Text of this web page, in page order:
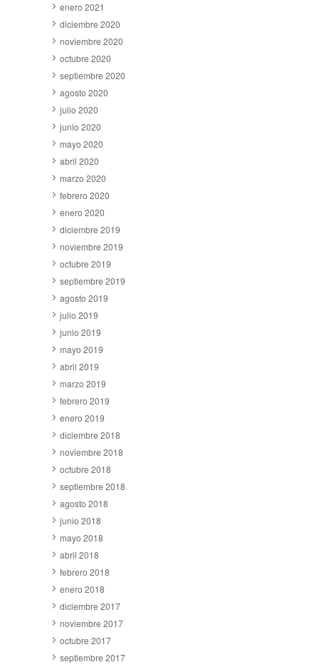
enero 2021
diciembre 2020
noviembre 2020
octubre 2020
septiembre 2020
agosto 2020
julio 2020
junio 2020
mayo 2020
abril 2020
marzo 2020
febrero 2020
enero 2020
diciembre 2019
noviembre 2019
octubre 2019
septiembre 2019
agosto 2019
julio 2019
junio 2019
mayo 2019
abril 2019
marzo 2019
febrero 2019
enero 2019
diciembre 2018
noviembre 2018
octubre 2018
septiembre 2018
agosto 2018
junio 2018
mayo 2018
abril 2018
febrero 2018
enero 2018
diciembre 2017
noviembre 2017
octubre 2017
septiembre 2017